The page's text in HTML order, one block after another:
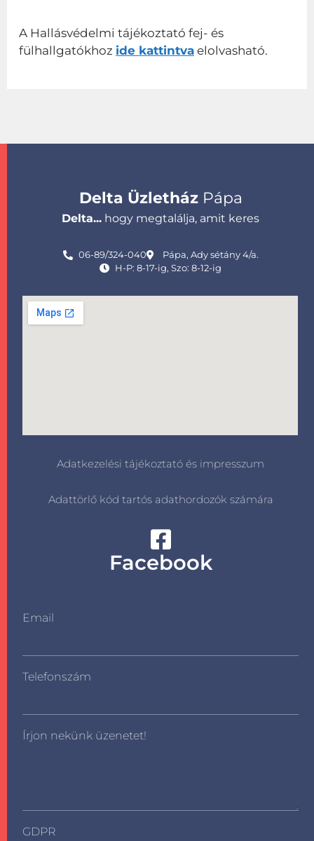
A Hallásvédelmi tájékoztató fej- és
fülhallgatókhoz ide kattintva elolvasható.
Delta ÜzletházPápa
Delta... hogy megtalálja, amit keres
06-89/324-040
Pápa, Ady sétány 4/a.
H-P: 8-17-ig, Szo: 8-12-ig
Adatkezelési tájékoztató és impresszum
Adattörlő kód tartós adathordozók számára
Facebook
Email
Telefonszám
Írjon nekünk üzenetet!
GDPR